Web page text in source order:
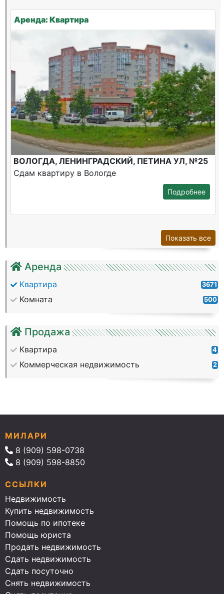
Аренда
Квартира 3671
Комната 500
Продажа
Квартира 4
Коммерческая недвижимость 2
Аренда: Квартира
ВОЛОГДА, ЛЕНИНГРАДСКИЙ, ПЕТИНА УЛ, №25
Сдам квартиру в Вологде
Подробнее
Показать все
МИЛАРИ
8 (909) 598-0738
8 (909) 598-8850
ССЫЛКИ
Недвижимость
Купить недвижимость
Помощь по ипотеке
Помощь юриста
Продать недвижимость
Сдать недвижимость
Сдать посуточно
Снять недвижимость